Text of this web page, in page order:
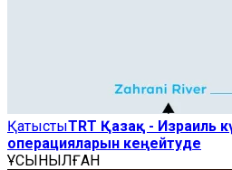
ҚатыстыTRT Қазақ - Израиль
операцияларын кеңейтуде
ҰСЫНЫЛҒАН